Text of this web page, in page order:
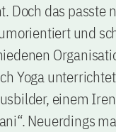
Doch das passte
und
Yoga
einem
Neuerdings